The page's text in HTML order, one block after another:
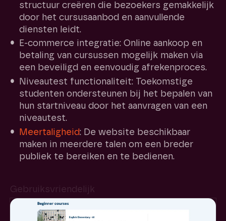
structuur creëren die bezoekers gemakkelijk
door het cursusaanbod en aanvullende
diensten leidt.
E-commerce integratie: Online aankoop en
betaling van cursussen mogelijk maken via
een beveiligd en eenvoudig afrekenproces.
Niveautest functionaliteit: Toekomstige
studenten ondersteunen bij het bepalen van
hun startniveau door het aanvragen van een
niveautest.
Meertaligheid: De website beschikbaar
maken in meerdere talen om een breder
publiek te bereiken en te bedienen.
Gebruiksvriendelijk